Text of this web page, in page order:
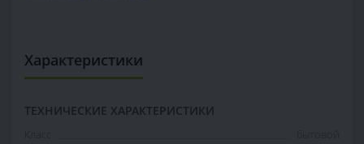
Характеристики
ТЕХНИЧЕСКИЕ ХАРАКТЕРИСТИКИ